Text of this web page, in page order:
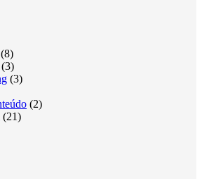
(8)
(3)
(3)
(2)
(21)